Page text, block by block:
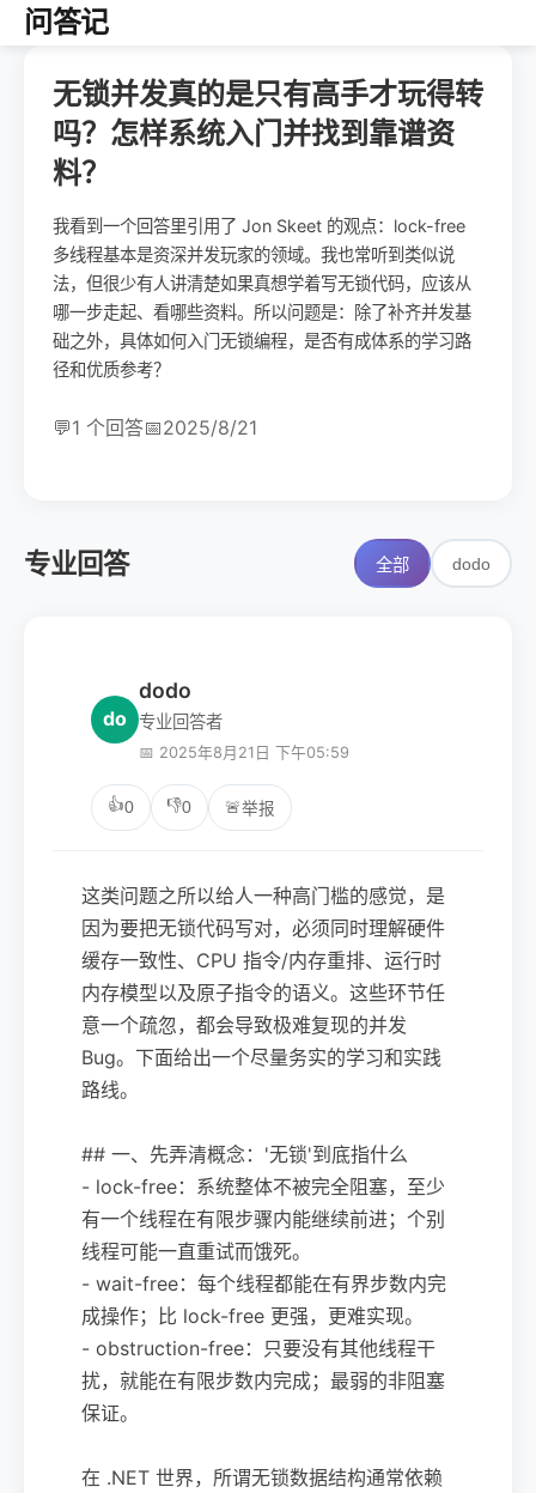
问答记
无锁并发真的是只有高手才玩得转
吗？怎样系统入门并找到靠谱资
料？
我看到一个回答里引用了 Jon Skeet 的观点：lock-free
多线程基本是资深并发玩家的领域。我也常听到类似说
法，但很少有人讲清楚如果真想学着写无锁代码，应该从
哪一步走起、看哪些资料。所以问题是：除了补齐并发基
础之外，具体如何入门无锁编程，是否有成体系的学习路
径和优质参考？
💬1 个回答📅2025/8/21
专业回答 全部 dodo
do
dodo
专业回答者
📅 2025年8月21日 下午05:59
👍0 👎0 🚨举报
这类问题之所以给人一种高门槛的感觉，是
因为要把无锁代码写对，必须同时理解硬件
缓存一致性、CPU 指令/内存重排、运行时
内存模型以及原子指令的语义。这些环节任
意一个疏忽，都会导致极难复现的并发
Bug。下面给出一个尽量务实的学习和实践
路线。
## 一、先弄清概念：'无锁'到底指什么
- lock-free：系统整体不被完全阻塞，至少
有一个线程在有限步骤内能继续前进；个别
线程可能一直重试而饿死。
- wait-free：每个线程都能在有界步数内完
成操作；比 lock-free 更强，更难实现。
- obstruction-free：只要没有其他线程干
扰，就能在有限步数内完成；最弱的非阻塞
保证。
在 .NET 世界，所谓无锁数据结构通常依赖